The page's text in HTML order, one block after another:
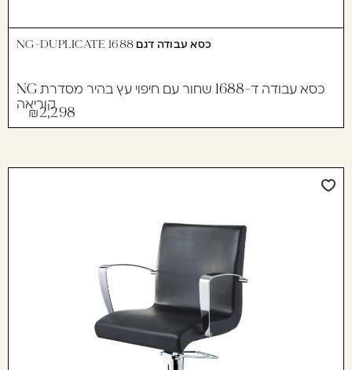
כסא עבודה דגם 1688 NG-DUPLICATE
כסא עבודה ד-1688 שחור עם חיפוי עץ בהיר מסדרת NG
קוריאה2,298